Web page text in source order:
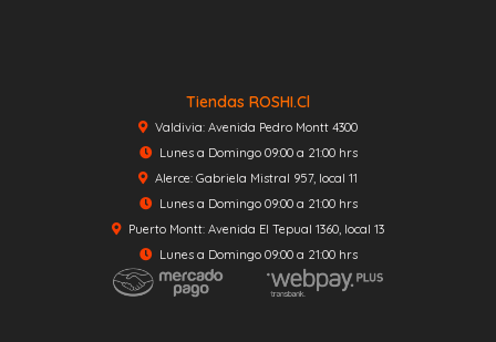
Tiendas ROSHI.cl
Valdivia: Avenida Pedro Montt 4300
Lunes a Domingo 09:00 a 21:00 hrs
Alerce: Gabriela Mistral 957, local 11
Lunes a Domingo 09:00 a 21:00 hrs
Puerto Montt: Avenida El Tepual 1360, local 13
Lunes a Domingo 09:00 a 21:00 hrs